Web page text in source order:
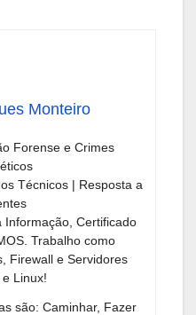
Monteiro
Forense e Crimes
Técnicos | Resposta a
Informação, Certificado
Trabalho como
Firewall e Servidores
Linux!
são: Caminhar, Fazer